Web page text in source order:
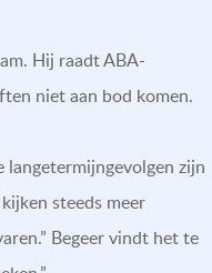
Hij raadt ABA-
niet aan bod komen.
zijn
steeds meer
Begeer vindt het te